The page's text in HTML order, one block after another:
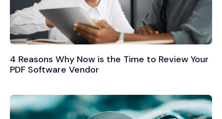
4 Reasons Why Now is the Time to Review Your
PDF Software Vendor